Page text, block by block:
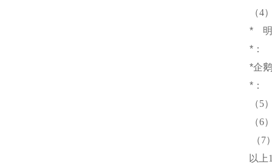
（4
*
*：
*企
*：
（5
（6
（7
以上